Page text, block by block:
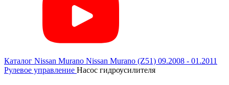
Каталог Nissan Murano Nissan Murano (Z51) 09.2008 - 01.2011
Рулевое управление Насос гидроусилителя